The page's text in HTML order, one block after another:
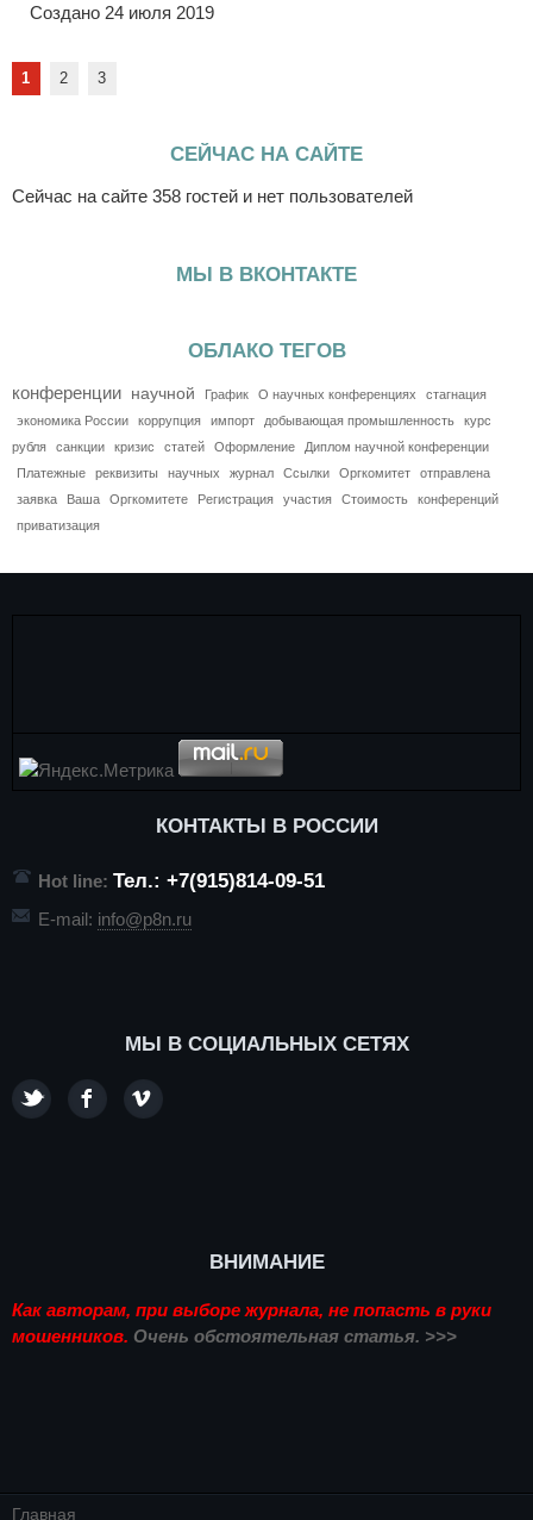
Создано 24 июля 2019
1 2 3
СЕЙЧАС НА САЙТЕ
Сейчас на сайте 358 гостей и нет пользователей
МЫ В ВКОНТАКТЕ
ОБЛАКО ТЕГОВ
конференции научной График О научных конференциях
стагнация
экономика России
коррупция импорт добывающая промышленность
курс
рубля
санкции кризис статей Оформление
Диплом научной конференции
Платежные
реквизиты научных журнал Ссылки Оргкомитет
отправлена
заявка
Ваша Оргкомитете Регистрация участия Стоимость
конференций
приватизация
КОНТАКТЫ В РОССИИ
Hot line: Тел.: +7(915)814-09-51
E-mail: info@p8n.ru
МЫ В СОЦИАЛЬНЫХ СЕТЯХ
ВНИМАНИЕ
Как авторам, при выборе журнала, не попасть в руки
мошенников. Очень обстоятельная статья. >>>
Главная